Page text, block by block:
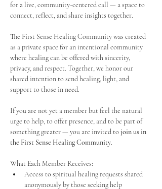
for a live, community-centered call — a space to
connect, reflect, and share insights together.
The First Sense Healing Community was created
as a private space for an intentional community
where healing can be offered with sincerity,
privacy, and respect. Together, we honor our
shared intention to send healing, light, and
support to those in need.
If you are not yet a member but feel the natural
urge to help, to offer presence, and to be part of
something greater — you are invited to join us in
the First Sense Healing Community.
What Each Member Receives:
Access to spiritual healing requests shared
anonymously by those seeking help